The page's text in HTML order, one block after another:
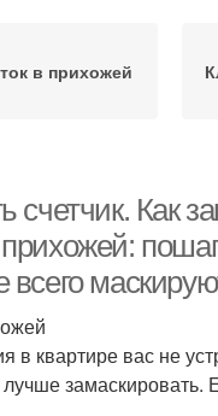
в прихожей
счетчик. Как
квартире вас не
замаскировать.